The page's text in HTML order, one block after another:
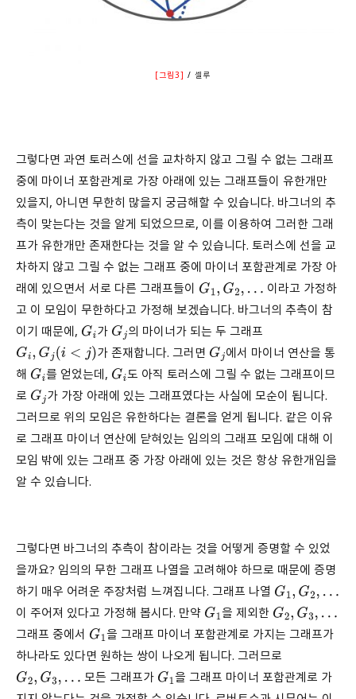
[그림3] / 셀루
그렇다면 과연 토러스에 선을 교차하지 않고 그릴 수 없는 그래프
중에 마이너 포함관계로 가장 아래에 있는 그래프들이 유한개만
있을지, 아니면 무한히 많을지 궁금해할 수 있습니다. 바그너의 추
측이 맞는다는 것을 알게 되었으므로, 이를 이용하여 그러한 그래
프가 유한개만 존재한다는 것을 알 수 있습니다. 토러스에 선을 교
차하지 않고 그릴 수 없는 그래프 중에 마이너 포함관계로 가장 아
래에 있으면서 서로 다른 그래프들이 G1,G2,…
이라고 가정하
고 이 모임이 무한하다고 가정해 보겠습니다. 바그너의 추측이 참
이기 때문에, Gi 가 Gj 의 마이너가 되는 두 그래프
Gi,G j(i<j) 가 존재합니다. 그러면 Gj 에서 마이너 연산을 통
해 Gi 를 얻었는데, Gi 도 아직 토러스에 그릴 수 없는 그래프이므
로 Gj 가 가장 아래에 있는 그래프였다는 사실에 모순이 됩니다.
그러므로 위의 모임은 유한하다는 결론을 얻게 됩니다. 같은 이유
로 그래프 마이너 연산에 닫혀있는 임의의 그래프 모임에 대해 이
모임 밖에 있는 그래프 중 가장 아래에 있는 것은 항상 유한개임을
알 수 있습니다.
그렇다면 바그너의 추측이 참이라는 것을 어떻게 증명할 수 있었
을까요? 임의의 무한 그래프 나열을 고려해야 하므로 때문에 증명
하기 매우 어려운 주장처럼 느껴집니다. 그래프 나열 G1,G2,…
이 주어져 있다고 가정해 봅시다. 만약 G1을 제외한 G2,G3,…
그래프 중에서 G1을 그래프 마이너 포함관계로 가지는 그래프가
하나라도 있다면 원하는 쌍이 나오게 됩니다. 그러므로
G2,G3,… 모든 그래프가 G1을 그래프 마이너 포함관계로 가